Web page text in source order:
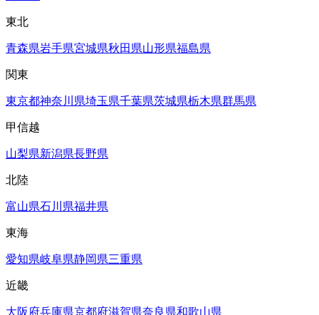
東北
青森県岩手県宮城県秋田県山形県福島県
関東
東京都神奈川県埼玉県千葉県茨城県栃木県群馬県
甲信越
山梨県新潟県長野県
北陸
富山県石川県福井県
東海
愛知県岐阜県静岡県三重県
近畿
大阪府兵庫県京都府滋賀県奈良県和歌山県